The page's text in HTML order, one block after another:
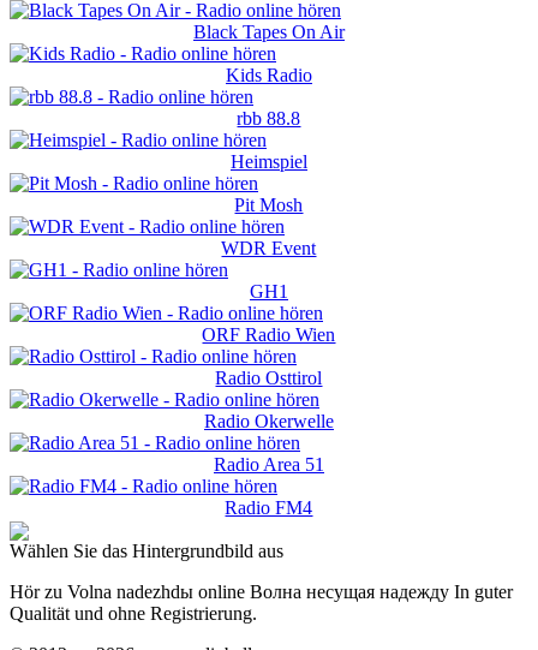
Black Tapes On Air
Kids Radio
rbb 88.8
Heimspiel
Pit Mosh
WDR Event
GH1
ORF Radio Wien
Radio Osttirol
Radio Okerwelle
Radio Area 51
Radio FM4
Wählen Sie das Hintergrundbild aus
Hör zu Volna nadezhdы online Волна несущая надежду In guter
Qualität und ohne Registrierung.